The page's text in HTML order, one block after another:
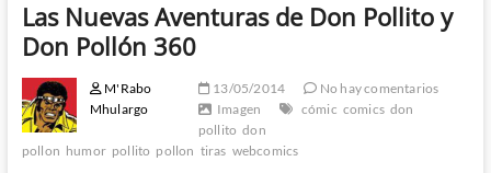
Las Nuevas Aventuras de Don Pollito y
Don Pollón 360
M'Rabo
Mhulargo
13/05/2014
No hay comentarios
Imagen
cómic comics don
pollito don
pollon humor pollito pollon tiras webcomics